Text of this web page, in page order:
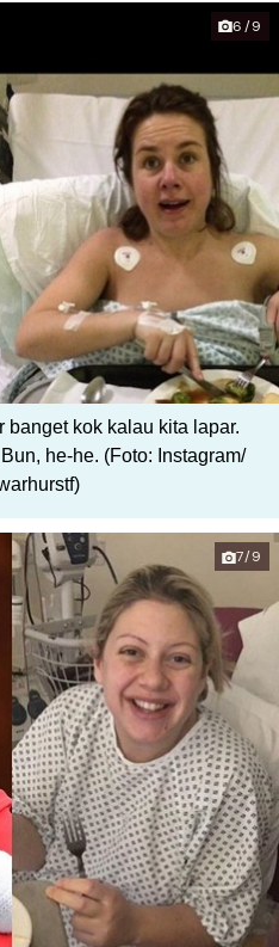
6/9
kok kalau kita lapar.
he-he. (Foto: Instagram/
7/9